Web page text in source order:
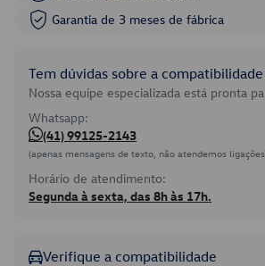
Garantia de 3 meses de fábrica
Tem dúvidas sobre a
Nossa equipe especializada está pronta
Whatsapp:
(41) 99125-2143
(apenas mensagens de texto, não atendemos
Horário de atendimento:
Segunda à sexta, das 8h às 17h.
Verifique a compatibilidade